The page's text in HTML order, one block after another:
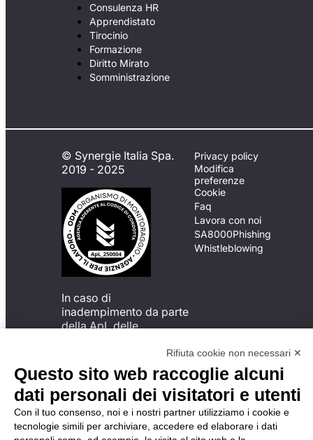
Consulenza HR
Apprendistato
Tirocinio
Formazione
Diritto Mirato
Somministrazione
© Synergie Italia Spa.
2019 - 2025
In caso di
inadempimento da parte
della ApL delle
del Codice di Condotta, è
possibile presentare un
reclamo
all’Organismo di
Monitoraggio utilizzando
una delle modalità
descritte al seguente
Privacy policy
Modifica
preferenze
Cookie
Faq
Lavora con noi
SA8000Phishing
Whistleblowing
Rifiuta cookie non necessari ✕
Questo sito web raccoglie alcuni
dati personali dei visitatori e utenti
Con il tuo consenso, noi e i nostri partner utilizziamo i cookie e
tecnologie simili per archiviare, accedere ed elaborare i dati